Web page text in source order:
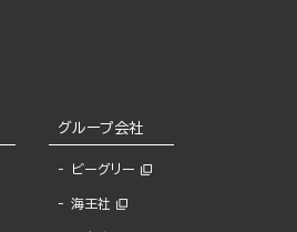
グループ会社
ビーグリー
海王社